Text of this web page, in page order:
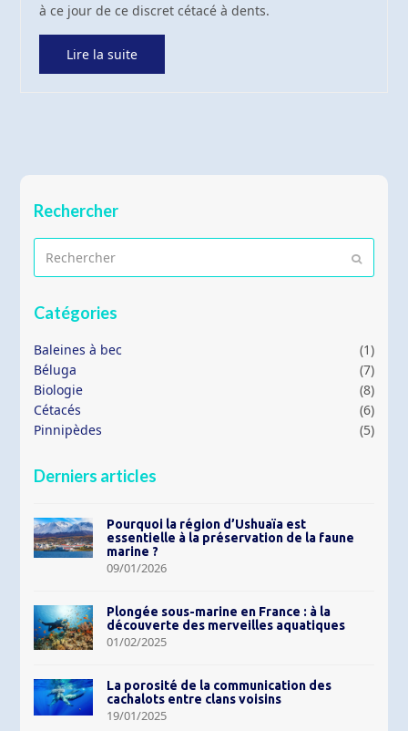
à ce jour de ce discret cétacé à dents.
Lire la suite
Rechercher
Rechercher
Envoyer
Catégories
Baleines à bec
(1)
Béluga
(7)
Biologie
(8)
Cétacés
(6)
Pinnipèdes
(5)
Derniers articles
Pourquoi la région d’Ushuaïa est
essentielle à la préservation de la faune
marine ?
09/01/2026
Plongée sous-marine en France : à la
découverte des merveilles aquatiques
01/02/2025
La porosité de la communication des
cachalots entre clans voisins
19/01/2025